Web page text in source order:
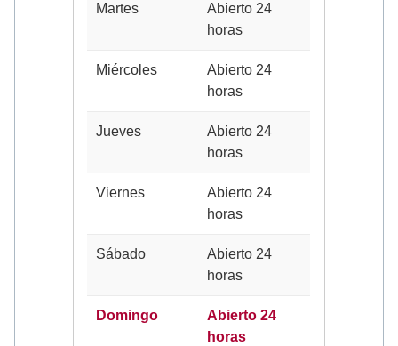
Martes
Abierto 24
horas
Miércoles
Abierto 24
horas
Jueves
Abierto 24
horas
Viernes
Abierto 24
horas
Sábado
Abierto 24
horas
Domingo
Abierto 24
horas